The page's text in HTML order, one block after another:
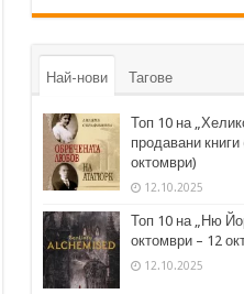
Най-нови Тагове
Топ 10 на
продавани
октомври)
12.10.2025
Топ 10 на „Ню
октомври – 12
12.10.2025